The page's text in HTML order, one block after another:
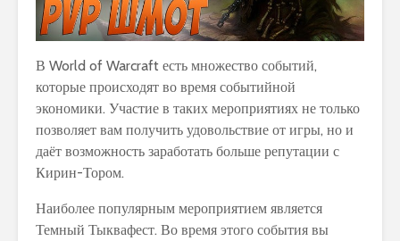
В World of Warcraft есть множество событий,
которые происходят во время событийной
экономики. Участие в таких мероприятиях не только
позволяет вам получить удовольствие от игры, но и
даёт возможность заработать больше репутации с
Кирин-Тором.
Наиболее популярным мероприятием является
Темный Тыквафест. Во время этого события вы